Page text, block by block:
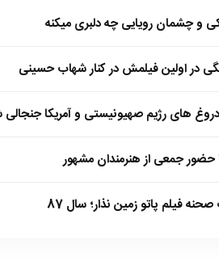
و چشمان رویایی چه دلبری میکنه
های رژیم صهیونیستی و آمریکا
جمعی از هنرمندان مشهور
فیلم پاتو زمین نذار؛ سال 87